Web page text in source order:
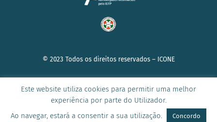
© 2023 Todos os direitos reservados – ICONE
AVISO DE PRIVACIDADE |POLÍTICA DE COOKIES|TERMOS E
CONDIÇÕES
Este website utiliza cookies para permitir uma melhor
experiência por parte do Utilizador.
Ao navegar, estará a consentir a sua utilização.
Concordo